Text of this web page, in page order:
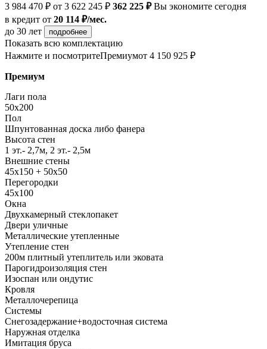
3 984 470 ₽ от 3 622 245 ₽ 362 225 ₽Вы экономите сегодня
в кредит от 20 114 ₽/мес.
до 30 лет
подробнее
Показать всю комплектацию
Нажмите и посмотритеПремиумот 4 150 925 ₽
Премиум
Лаги пола
50x200
Пол
Шпунтованная доска либо фанера
Высота стен
1 эт.- 2,7м, 2 эт.- 2,5м
Внешние стены
45х150 + 50х50
Перегородки
45х100
Окна
Двухкамерный стеклопакет
Двери уличные
Металлические утепленные
Утепление стен
200м плитный утеплитель или эковата
Парогидроизоляция стен
Изоспан или ондутис
Кровля
Металлочерепица
Системы
Снегозадержание+водосточная система
Наружная отделка
Имитация бруса